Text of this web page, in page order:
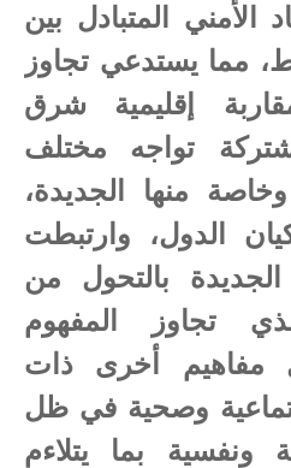
الأمني المتبادل بين
مما يستدعي تجاوز
إقليمية شرق
تواجه مختلف
وخاصة منها الجديدة،
الدول، وارتبطت
الجديدة بالتحول من
تجاوز المفهوم
مفاهيم أخرى ذات
وصحية في ظل
ونفسية بما يتلاءم